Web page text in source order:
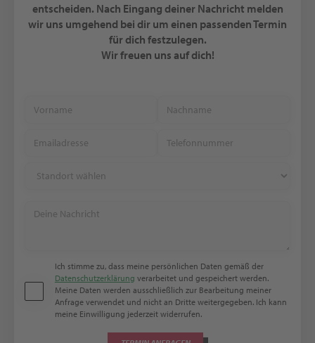
entscheiden. Nach Eingang deiner Nachricht melden
wir uns umgehend bei dir um einen passenden Termin
für dich festzulegen.
Wir freuen uns auf dich!
Ich stimme zu, dass meine persönlichen Daten gemäß der
Datenschutzerklärung verarbeitet und gespeichert werden.
Meine Daten werden ausschließlich zur Bearbeitung meiner
Anfrage verwendet und nicht an Dritte weitergegeben. Ich kann
meine Einwilligung jederzeit widerrufen.